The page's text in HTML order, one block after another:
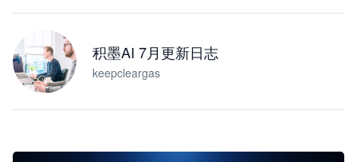
积墨AI 7月更新日志
keepcleargas